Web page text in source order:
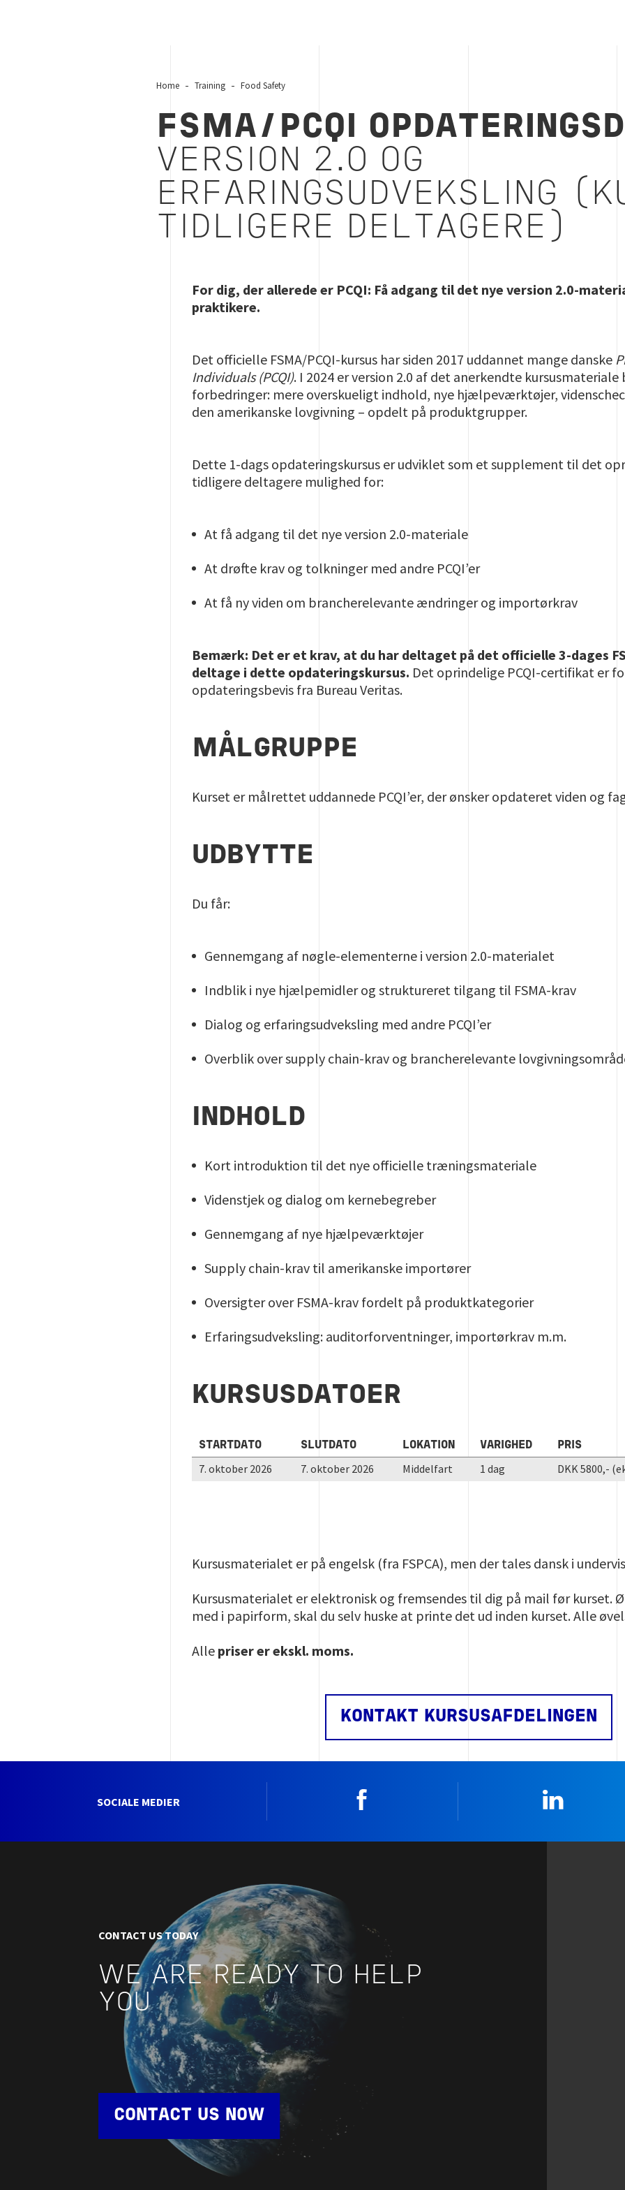
Home Training Food Safety
FSMA/PCQI
VERSION 2.0 OG
ERFARINGSUDVEKSLING
TIDLIGERE DELTAGERE)
For dig, der allerede er PCQI: Få adgang til det nye version 2.0-
praktikere.
Det officielle FSMA/PCQI-kursus har siden 2017 uddannet mange danske
Individuals (PCQI). I 2024 er version 2.0 af det anerkendte
forbedringer: mere overskueligt indhold, nye hjælpeværktøjer,
den amerikanske lovgivning – opdelt på produktgrupper.
Dette 1-dags opdateringskursus er udviklet som et supplement til det
tidligere deltagere mulighed for:
At få adgang til det nye version 2.0-materiale
At drøfte krav og tolkninger med andre PCQI’er
At få ny viden om brancherelevante ændringer og importørkrav
Bemærk: Det er et krav, at du har deltaget på det officielle 3-dages
deltage i dette opdateringskursus. Det oprindelige PCQI-certifikat er
opdateringsbevis fra Bureau Veritas.
MÅLGRUPPE
Kurset er målrettet uddannede PCQI’er, der ønsker opdateret viden og
UDBYTTE
Du får:
Gennemgang af nøgle-elementerne i version 2.0-materialet
Indblik i nye hjælpemidler og struktureret tilgang til FSMA-krav
Dialog og erfaringsudveksling med andre PCQI’er
Overblik over supply chain-krav og brancherelevante
INDHOLD
Kort introduktion til det nye officielle træningsmateriale
Videnstjek og dialog om kernebegreber
Gennemgang af nye hjælpeværktøjer
Supply chain-krav til amerikanske importører
Oversigter over FSMA-krav fordelt på produktkategorier
Erfaringsudveksling: auditorforventninger, importørkrav m.m.
KURSUSDATOER
STARTDATO SLUTDATO LOKATION VARIGHED PRIS
7. oktober 2026 7. oktober 2026 Middelfart 1 dag DKK 5800,-
Kursusmaterialet er på engelsk (fra FSPCA), men der tales dansk i
Kursusmaterialet er elektronisk og fremsendes til dig på mail før kurset.
med i papirform, skal du selv huske at printe det ud inden kurset. Alle
Alle priser er ekskl. moms.
KONTAKT KURSUSAFDELINGEN
SOCIALE MEDIER
CONTACT US TODAY
WE ARE READY TO HELP
YOU
CONTACT US NOW